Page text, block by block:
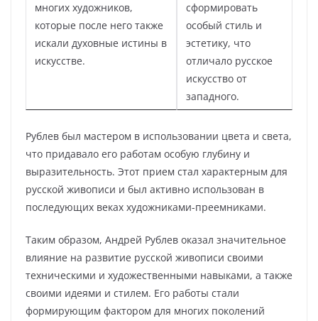
многих художников,
которые после него также
искали духовные истины в
искусстве.
сформировать
особый стиль и
эстетику, что
отличало русское
искусство от
западного.
Рублев был мастером в использовании цвета и света,
что придавало его работам особую глубину и
выразительность. Этот прием стал характерным для
русской живописи и был активно использован в
последующих веках художниками-преемниками.
Таким образом, Андрей Рублев оказал значительное
влияние на развитие русской живописи своими
техническими и художественными навыками, а также
своими идеями и стилем. Его работы стали
формирующим фактором для многих поколений